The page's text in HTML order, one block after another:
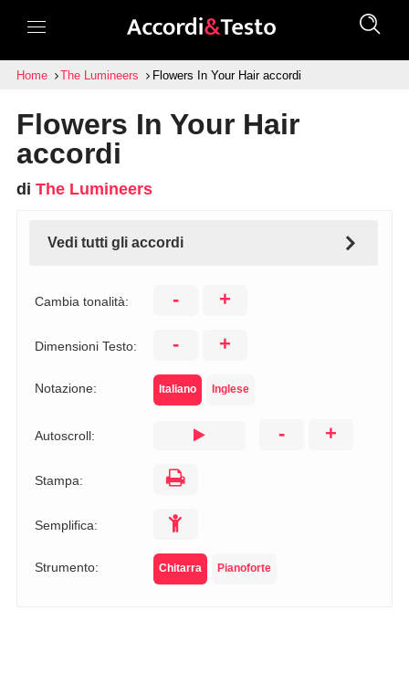
Home The Lumineers Flowers In Your Hair accordi
Flowers In Your Hair
accordi
di The Lumineers
Vedi tutti gli accordi
Cambia tonalità: - +
Dimensioni Testo: - +
Notazione: Italiano Inglese
Autoscroll: - +
Stampa:
Semplifica:
Strumento: Chitarra Pianoforte